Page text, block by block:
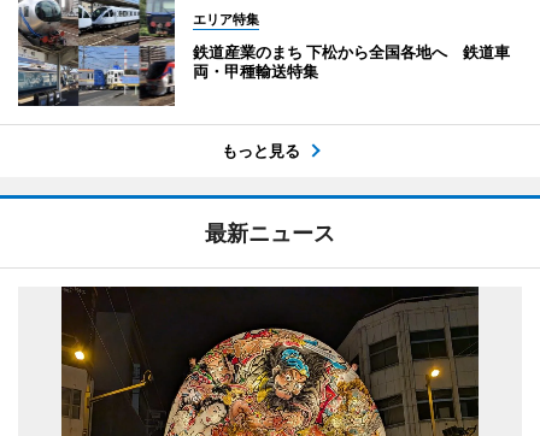
エリア特集
鉄道産業のまち 下松から全国各地へ 鉄道車
両・甲種輸送特集
もっと見る
最新ニュース